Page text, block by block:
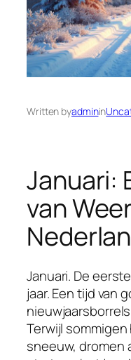
Written byadminin
Januari:
van
Januari. De
jaar. Een tijd van
Terwijl
sneeuw, dromen